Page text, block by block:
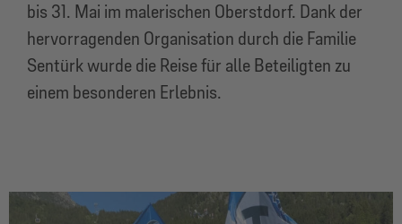
bis 31. Mai im malerischen Oberstdorf. Dank der
hervorragenden Organisation durch die Familie
Sentürk wurde die Reise für alle Beteiligten zu
einem besonderen Erlebnis.